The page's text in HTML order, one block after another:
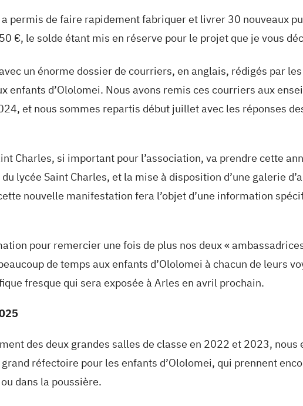
permis de faire rapidement fabriquer et livrer 30 nouveaux
€, le solde étant mis en réserve pour le projet que je vous
un énorme dossier de courriers, en anglais, rédigés par
enfants d’Ololomei. Nous avons remis ces courriers aux
et nous sommes repartis début juillet avec les réponses
Charles, si important pour l’association, va prendre cette
lycée Saint Charles, et la mise à disposition d’une galerie
nouvelle manifestation fera l’objet d’une information
pour remercier une fois de plus nos deux «
de temps aux enfants d’Ololomei à chacun de leurs
fresque qui sera exposée à Arles en avril prochain.
des deux grandes salles de classe en 2022 et 2023,
réfectoire pour les enfants d’Ololomei, qui prennent
dans la poussière.